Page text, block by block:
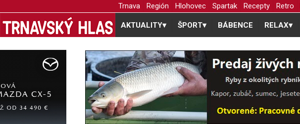
Trnava Región Hlohovec Spartak Recepty Retro
AKTUALITY▾ ŠPORT▾ BÁBENCE RELAX▾